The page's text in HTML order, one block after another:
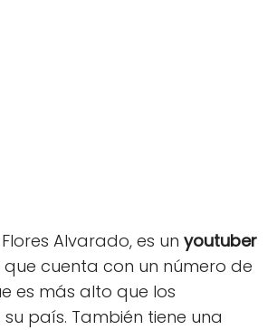
Alvarado, es un youtuber
que cuenta con un número de
es más alto que los
país. También tiene una